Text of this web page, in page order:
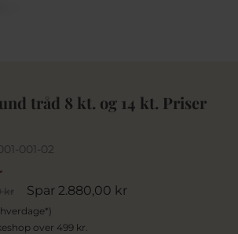
tråd 8 kt. og 14 kt. Priser
001-02
kr Spar 2.880,00 kr
over 499 kr.